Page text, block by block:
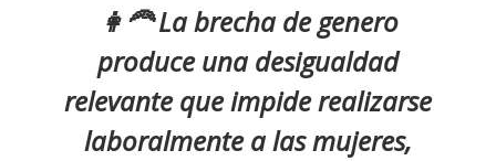
👩‍🦰 La brecha de genero
produce una desigualdad
relevante que impide realizarse
laboralmente a las mujeres,